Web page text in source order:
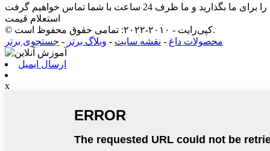
استعلام قیمت
© کپی‌رایت - ۲۰۱۰-۲۰۲۲: تمامی حقوق محفوظ است.
محصولات داغ - نقشه سایت - وبلاگ برتر - جستجوی برتر
ارسال ایمیل
x